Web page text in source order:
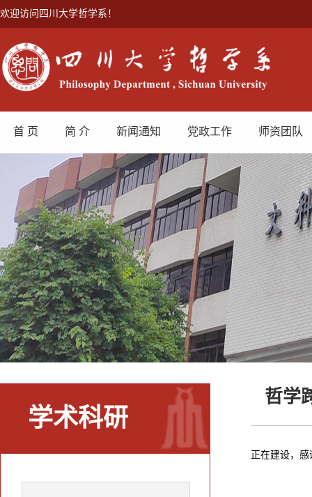
欢迎访问四川大学哲学系！
首 页 简 介 新闻通知 党政工作 师资团队
学术科研
哲学
正在建设，感